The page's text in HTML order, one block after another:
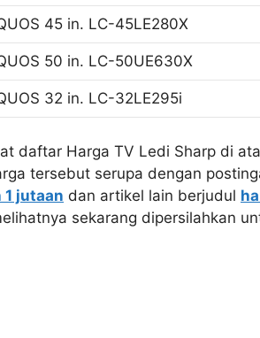
45 in. LC-45LE280X
50 in. LC-50UE630X
32 in. LC-32LE295i
daftar Harga TV Ledi Sharp di
tersebut serupa dengan
jutaan dan artikel lain berjudul
sekarang dipersilahkan